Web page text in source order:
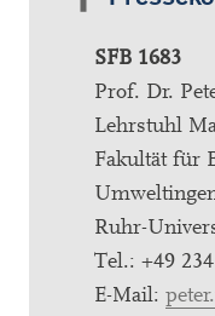
SFB 1683
Prof. Dr.
Lehrstuhl
Fakultät für
Ruhr-
Tel.: +49
E-Mail: